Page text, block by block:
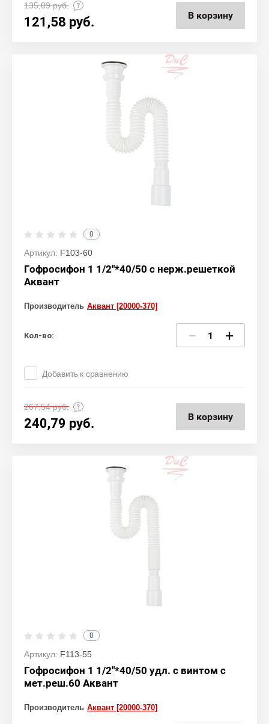
135,09руб.
121,58 руб. В корзину
0
Артикул: F103-60
Гофросифон 1 1/2"*40/50 с нерж.решеткой
Аквант
Производитель Аквант [20000-370]
Кол-во: − +
Добавить к сравнению
267,54руб.
240,79 руб. В корзину
0
Артикул: F113-55
Гофросифон 1 1/2"*40/50 удл. с винтом с
мет.реш.60 Аквант
Производитель Аквант [20000-370]